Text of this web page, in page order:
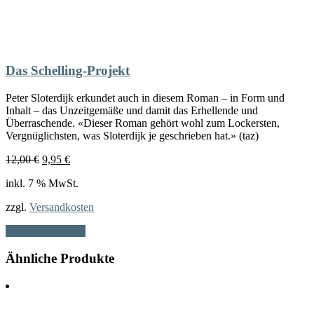
Das Schelling-Projekt
Peter Sloterdijk erkundet auch in diesem Roman – in Form und
Inhalt – das Unzeitgemäße und damit das Erhellende und
Überraschende. «Dieser Roman gehört wohl zum Lockersten,
Vergnüglichsten, was Sloterdijk je geschrieben hat.» (taz)
12,00€ Ursprünglicher
war:
9,95 €Aktueller
ist:
inkl. 7 % MwSt.
zzgl. Versandkosten
Ähnliche Produkte